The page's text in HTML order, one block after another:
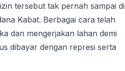
tersebut tak pernah sampai di
Kabat. Berbagai cara telah
dan mengerjakan lahan demi
dibayar dengan represi serta